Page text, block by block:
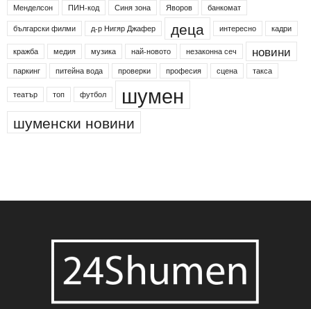
Менделсон
ПИН-код Синя зона Яворов
банкомат
български филми
д-р Нигяр Джафер деца интересно кадри
кражба медия музика най-новото незаконна сеч новини
паркинг питейна вода проверки професия сцена такса
театър топ футбол шумен
шуменски новини